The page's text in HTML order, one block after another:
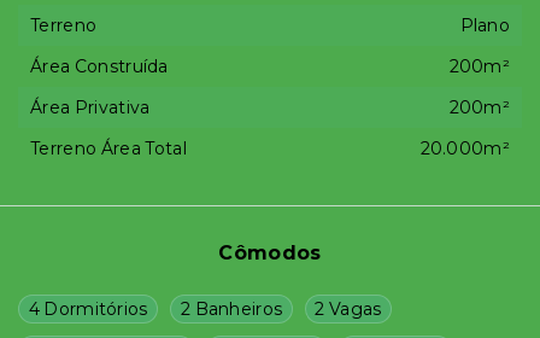
Cômodos
4 Dormitórios 2 Banheiros
2 Vagas
Terreno
Plano
Área Construída
200m²
Área Privativa
200m²
Terreno Área Total
20.000m²